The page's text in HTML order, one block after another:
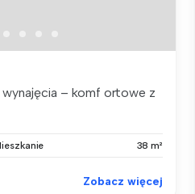
– komf ortowe z
38 m²
Zobacz więcej